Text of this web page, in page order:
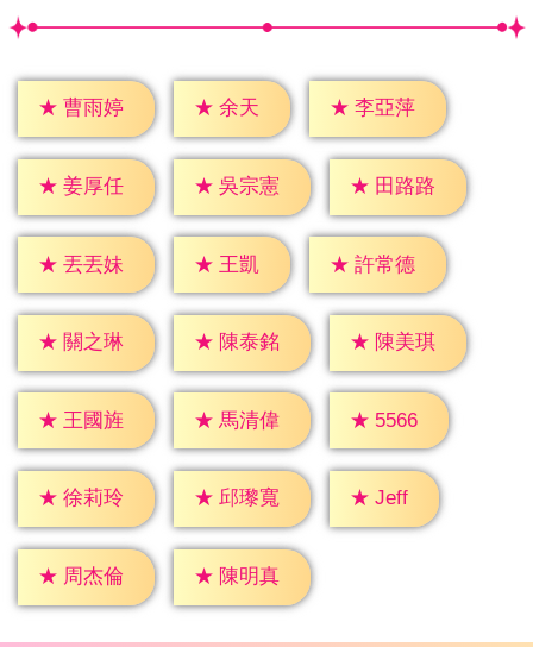
★ 曹雨婷 ★ 余天 ★ 李亞萍
★ 姜厚任 ★ 吳宗憲 ★ 田路路
★ 丟丟妹 ★ 王凱 ★ 許常德
★ 關之琳 ★ 陳泰銘 ★ 陳美琪
★ 王國旌 ★ 馬清偉 ★ 5566
★ 徐莉玲 ★ 邱瓈寬 ★ Jeff
★ 周杰倫 ★ 陳明真